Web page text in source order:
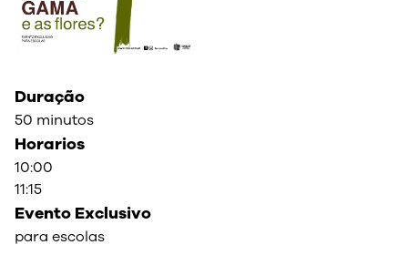
Duração
50 minutos
Horarios
10:00
11:15
Evento Exclusivo
para escolas